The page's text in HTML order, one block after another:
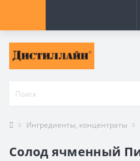
Ингредиенты, концентраты
Солод ячменный